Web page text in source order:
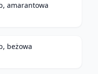
amarantowa
beżowa